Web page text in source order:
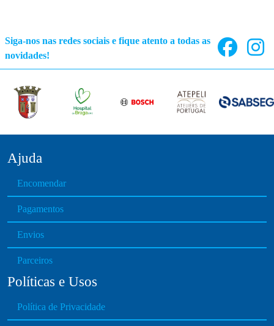
Siga-nos nas redes sociais e fique atento a todas as
novidades!
Ajuda
Encomendar
Pagamentos
Envios
Parceiros
Políticas e Usos
Política de Privacidade